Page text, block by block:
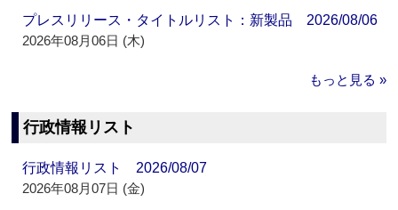
プレスリリース・タイトルリスト：新製品 2026/08/06
2026年08月06日 (木)
もっと見る »
行政情報リスト
行政情報リスト 2026/08/07
2026年08月07日 (金)